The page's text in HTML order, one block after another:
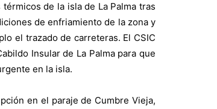
de la isla de La Palma tras
de enfriamiento de la zona y
el trazado de carreteras. El CSIC
Insular de La Palma para que
en la isla.
en el paraje de Cumbre Vieja,